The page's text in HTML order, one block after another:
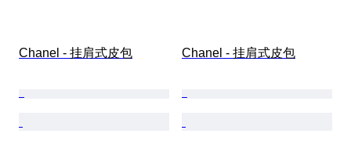
Chanel - 挂肩式皮包 Chanel - 挂肩式皮包